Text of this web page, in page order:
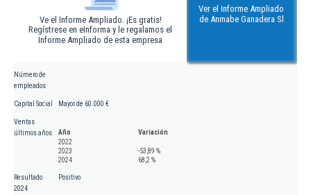
Ve el Informe Ampliado. ¡Es gratis!
Regístrese en eInforma y le regalamos el
Informe Ampliado de esta empresa
Ver el Informe Ampliado
de Anmabe Ganadera Sl
Número de
empleados
Capital Social Mayor de 60.000 €
Ventas
últimos años
Año
Variación
2022
2023
-53,89 %
2024
68,2 %
Resultado
2024
Positivo